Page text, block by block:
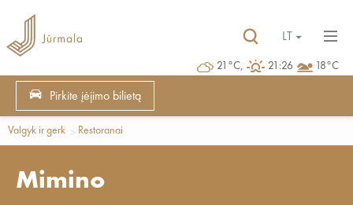
21°C, 21:26 18°C
LT
Pirkite įėjimo bilietą
Valgyk ir gerk Restoranai
Mimino